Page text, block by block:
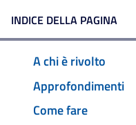
INDICE DELLA PAGINA
A chi è rivolto
Approfondimenti
Come fare